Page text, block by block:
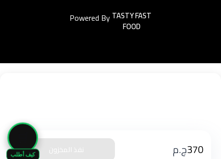
كيف أطلب 370ج.م نفذ المخزون
Powered ByEasyorders